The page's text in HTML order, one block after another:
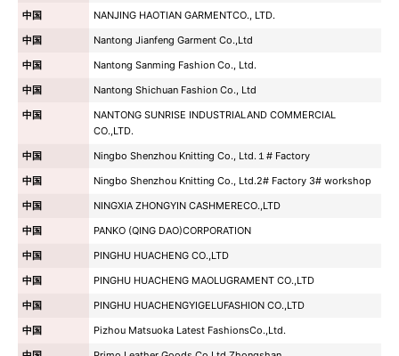
中国
NANJING HAOTIAN GARMENTCO., LTD.
中国
Nantong Jianfeng Garment Co.,Ltd
中国
Nantong Sanming Fashion Co., Ltd.
中国
Nantong Shichuan Fashion Co., Ltd
中国
NANTONG SUNRISE INDUSTRIALAND COMMERCIAL
CO.,LTD.
中国
Ningbo Shenzhou Knitting Co., Ltd.１# Factory
中国
Ningbo Shenzhou Knitting Co., Ltd.2# Factory 3# workshop
中国
NINGXIA ZHONGYIN CASHMERECO.,LTD
中国
PANKO (QING DAO)CORPORATION
中国
PINGHU HUACHENG CO.,LTD
中国
PINGHU HUACHENG MAOLUGRAMENT CO.,LTD
中国
PINGHU HUACHENGYIGELUFASHION CO.,LTD
中国
Pizhou Matsuoka Latest FashionsCo.,Ltd.